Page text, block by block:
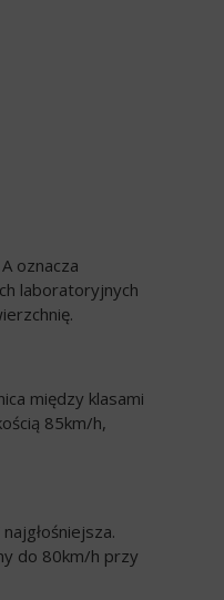
oznacza
laboratoryjnych
między klasami
85km/h,
do 80km/h przy